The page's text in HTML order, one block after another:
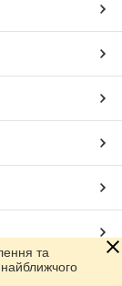
та